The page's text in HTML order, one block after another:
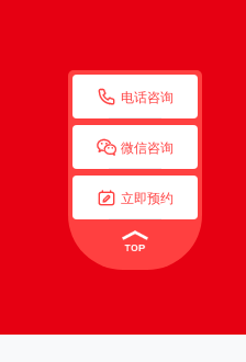
 电话咨询
 微信咨询
 立即预约